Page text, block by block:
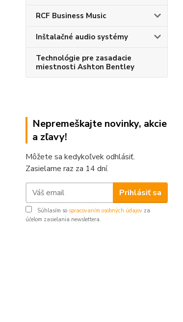
RCF Business Music
Inštalačné audio systémy
Technológie pre zasadacie
miestnosti Ashton Bentley
Nepremeškajte novinky, akcie
a zľavy!
Môžete sa kedykoľvek odhlásiť.
Zasielame raz za 14 dní.
Prihlásiť sa
Súhlasím so spracovaním osobných údajov za
účelom zasielania newslettera.